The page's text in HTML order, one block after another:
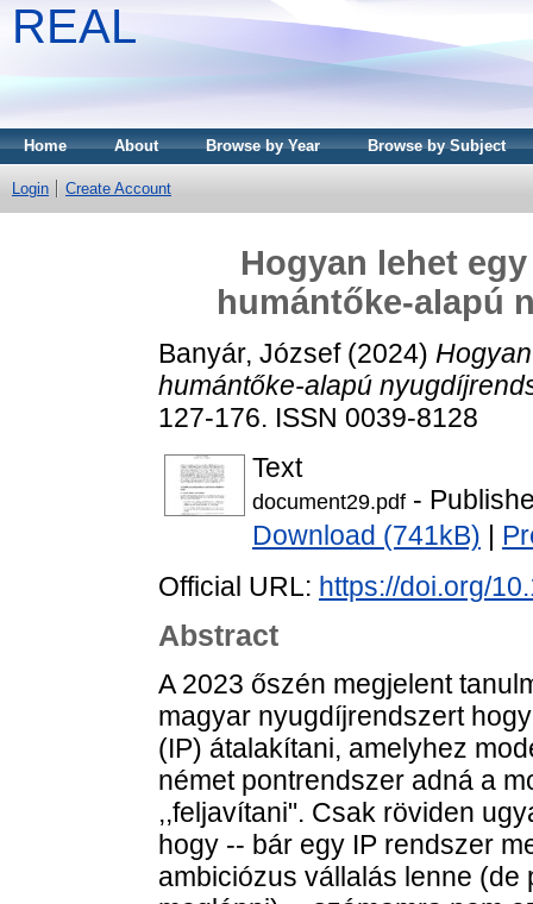
REAL
Home About Browse by Year Browse by Subject
Login Create Account
Hogyan lehet
humántőke-alapú
Banyár, József(2024)
humántőke-alapú
127-176. ISSN 0039-8128
Text
document29.pdf -
Download (741kB)
Official URL: https://doi.org/
Abstract
A 2023 őszén megjelent
magyar nyugdíjrendszert
(IP) átalakítani, amelyhez
német pontrendszer adná a
,,feljavítani". Csak röviden
hogy -- bár egy IP rendszer
ambiciózus vállalás lenne